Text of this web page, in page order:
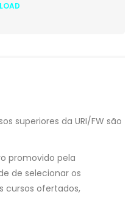
superiores da URI/FW são
promovido pela
de selecionar os
cursos ofertados,